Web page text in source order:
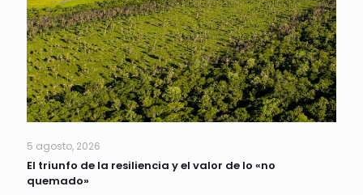
5 agosto, 2026
El triunfo de la resiliencia y el valor de lo «no
quemado»